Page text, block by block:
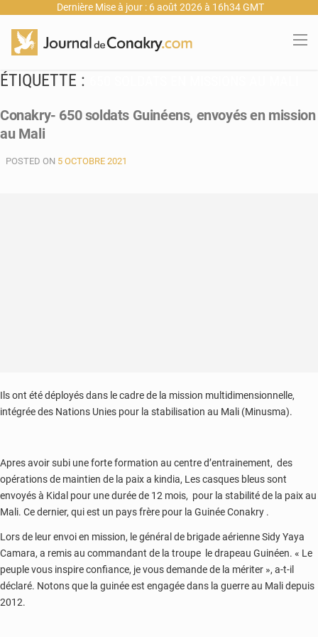
Dernière Mise à jour : 6 août 2026 à 16h34 GMT
ÉTIQUETTE :
Conakry- 650 soldats Guinéens, envoyés en mission
au Mali
POSTED ON 5 OCTOBRE 2021
Ils ont été déployés dans le cadre de la mission multidimensionnelle,
intégrée des Nations Unies pour la stabilisation au Mali (Minusma).
Apres avoir subi une forte formation au centre d’entrainement, des
opérations de maintien de la paix a kindia, Les casques bleus sont
envoyés à Kidal pour une durée de 12 mois, pour la stabilité de la paix au
Mali. Ce dernier, qui est un pays frère pour la Guinée Conakry .
Lors de leur envoi en mission, le général de brigade aérienne Sidy Yaya
Camara, a remis au commandant de la troupe le drapeau Guinéen. « Le
peuple vous inspire confiance, je vous demande de la mériter », a-t-il
déclaré. Notons que la guinée est engagée dans la guerre au Mali depuis
2012.